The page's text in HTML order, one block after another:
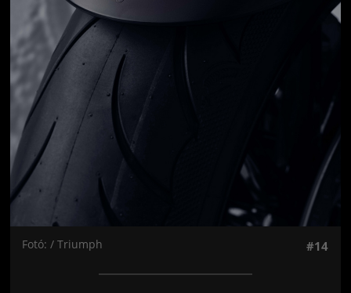
Fotó: / Triumph #14